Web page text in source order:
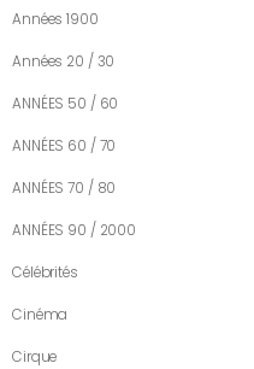
Années 1900
Années 20 / 30
ANNÉES 50 / 60
ANNÉES 60 / 70
ANNÉES 70 / 80
ANNÉES 90 / 2000
Célébrités
Cinéma
Cirque